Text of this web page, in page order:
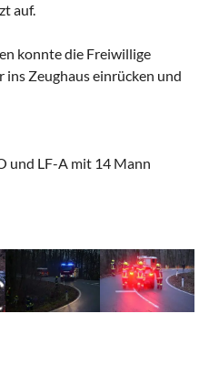
auf.
konnte die Freiwillige
Zeughaus einrücken und
und LF-A mit 14 Mann